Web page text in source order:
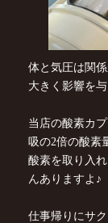
体と気圧は関
大きく影響を与
当店の酸素カ
吸の2倍の酸素
酸素を取り入
んありますよ♪
仕事帰りにサ